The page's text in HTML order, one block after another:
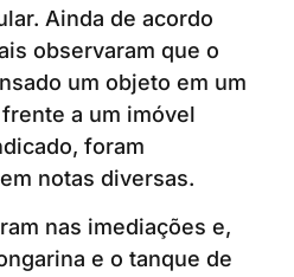
Ainda de acordo
observaram que o
um objeto em um
a um imóvel
foram
notas diversas.
nas imediações e,
e o tanque de